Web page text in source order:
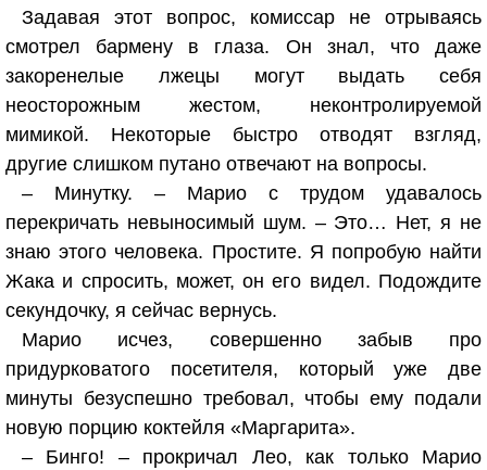
Задавая этот вопрос, комиссар не отрываясь
смотрел бармену в глаза. Он знал, что даже
закоренелые лжецы могут выдать себя
неосторожным жестом, неконтролируемой
мимикой. Некоторые быстро отводят взгляд,
другие слишком путано отвечают на вопросы.
– Минутку. – Марио с трудом удавалось
перекричать невыносимый шум. – Это… Нет, я не
знаю этого человека. Простите. Я попробую найти
Жака и спросить, может, он его видел. Подождите
секундочку, я сейчас вернусь.
Марио исчез, совершенно забыв про
придурковатого посетителя, который уже две
минуты безуспешно требовал, чтобы ему подали
новую порцию коктейля «Маргарита».
– Бинго! – прокричал Лео, как только Марио